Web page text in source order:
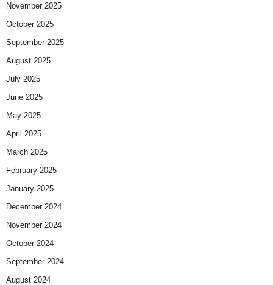
November 2025
October 2025
September 2025
August 2025
July 2025
June 2025
May 2025
April 2025
March 2025
February 2025
January 2025
December 2024
November 2024
October 2024
September 2024
August 2024